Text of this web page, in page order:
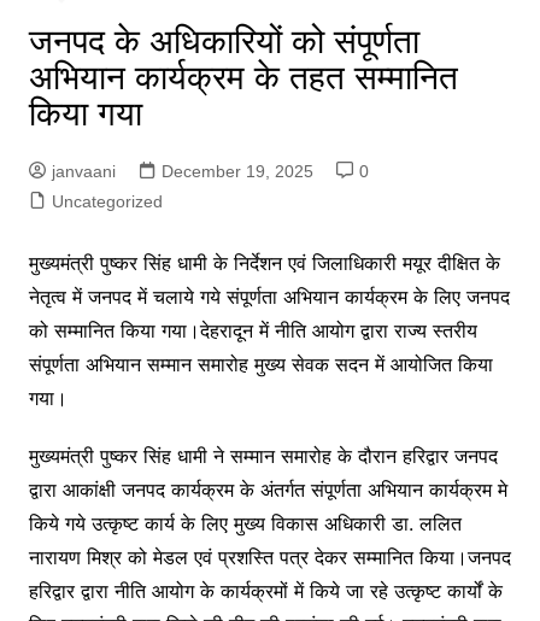
जनपद के अधिकारियों को संपूर्णता
अभियान कार्यक्रम के तहत सम्मानित
किया गया
janvaani December 19, 2025
0
Uncategorized
मुख्यमंत्री पुष्कर सिंह धामी के निर्देशन एवं जिलाधिकारी मयूर दीक्षित के
नेतृत्व में जनपद में चलाये गये संपूर्णता अभियान कार्यक्रम के लिए जनपद
को सम्मानित किया गया।देहरादून में नीति आयोग द्वारा राज्य स्तरीय
संपूर्णता अभियान सम्मान समारोह मुख्य सेवक सदन में आयोजित किया
गया।
मुख्यमंत्री पुष्कर सिंह धामी ने सम्मान समारोह के दौरान हरिद्वार जनपद
द्वारा आकांक्षी जनपद कार्यक्रम के अंतर्गत संपूर्णता अभियान कार्यक्रम मे
किये गये उत्कृष्ट कार्य के लिए मुख्य विकास अधिकारी डा. ललित
नारायण मिश्र को मेडल एवं प्रशस्ति पत्र देकर सम्मानित किया।जनपद
हरिद्वार द्वारा नीति आयोग के कार्यक्रमों में किये जा रहे उत्कृष्ट कार्यों के